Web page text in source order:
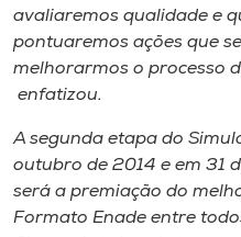
avaliaremos qualidade e
pontuaremos ações que
melhorarmos o processo
enfatizou.
A segunda etapa do
outubro de 2014 e em 31
será a premiação do
Formato Enade entre